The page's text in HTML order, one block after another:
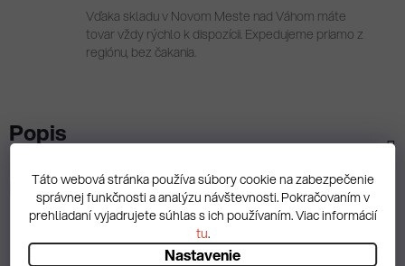
Táto webová stránka používa súbory cookie na zabezpečenie
správnej funkčnosti a analýzu návštevnosti. Pokračovaním v
prehliadaní vyjadrujete súhlas s ich používaním. Viac informácií
tu.
Nastavenie
Vďaka skladu v Novom Meste nad Váhom máte
tovar vždy rýchlo k dispozícii. Expedujeme priamo z
regiónu, bez čakania.
Popis
Diskusia